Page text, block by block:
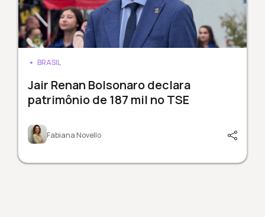
BRASIL
Jair Renan Bolsonaro declara
patrimônio de 187 mil no TSE
Fabiana Novello